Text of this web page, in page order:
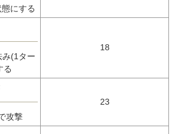
にする
み(1ター
る
18
攻撃
23